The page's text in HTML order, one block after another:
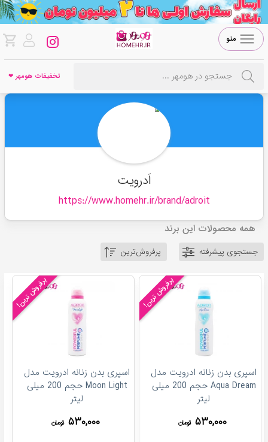
منو
تخفیفات هومهر ❤
اَدرویت
https://www.homehr.ir/brand/adroit
همه محصولات این برند
جستجوی پیشرفته پرفروش‌ترین
پرفروش ترین!
اسپری بدن زنانه ادرویت مدل
Aqua Dream حجم 200 میلی
لیتر
۵۳۰,۰۰۰ تومان
پرفروش ترین!
اسپری بدن زنانه ادرویت مدل
Moon Light حجم 200 میلی
لیتر
۵۳۰,۰۰۰ تومان